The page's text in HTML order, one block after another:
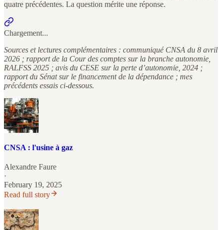
quatre précédentes. La question mérite une réponse.
Chargement...
Sources et lectures complémentaires : communiqué CNSA du 8 avril
2026 ; rapport de la Cour des comptes sur la branche autonomie,
RALFSS 2025 ; avis du CESE sur la perte d’autonomie, 2024 ;
rapport du Sénat sur le financement de la dépendance ; mes
précédents essais ci-dessous.
CNSA : l'usine à gaz
Alexandre Faure
·
February 19, 2025
Read full story